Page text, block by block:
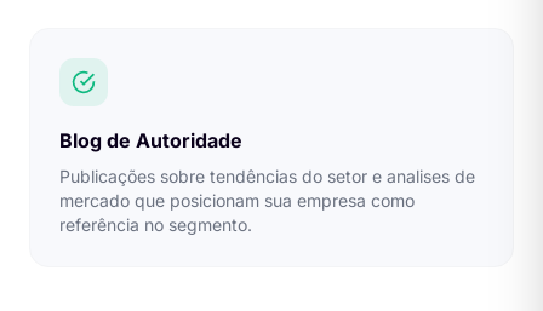
Blog de Autoridade
Publicações sobre tendências do setor e analises de
mercado que posicionam sua empresa como
referência no segmento.